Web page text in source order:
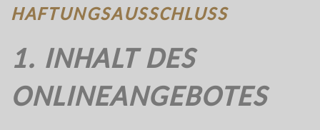
HAFTUNGSAUSSCHLUSS
1. INHALT DES
ONLINEANGEBOTES